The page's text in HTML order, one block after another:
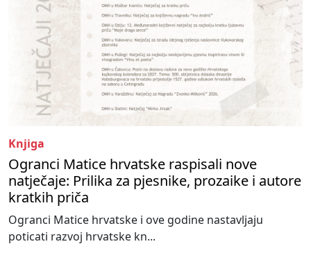
Knjiga
Ogranci Matice hrvatske raspisali nove
natječaje: Prilika za pjesnike, prozaike i autore
kratkih priča
Ogranci Matice hrvatske i ove godine nastavljaju
poticati razvoj hrvatske kn...